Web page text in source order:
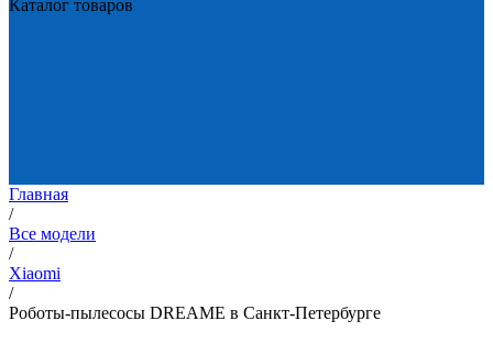
Каталог товаров
Главная
/
Все модели
/
Xiaomi
/
Роботы-пылесосы DREAME в Санкт-Петербурге